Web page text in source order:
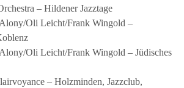
– Hildener Jazztage
Oli Leicht/Frank Wingold –
Oli Leicht/Frank Wingold – Jüdisches
– Holzminden, Jazzclub,